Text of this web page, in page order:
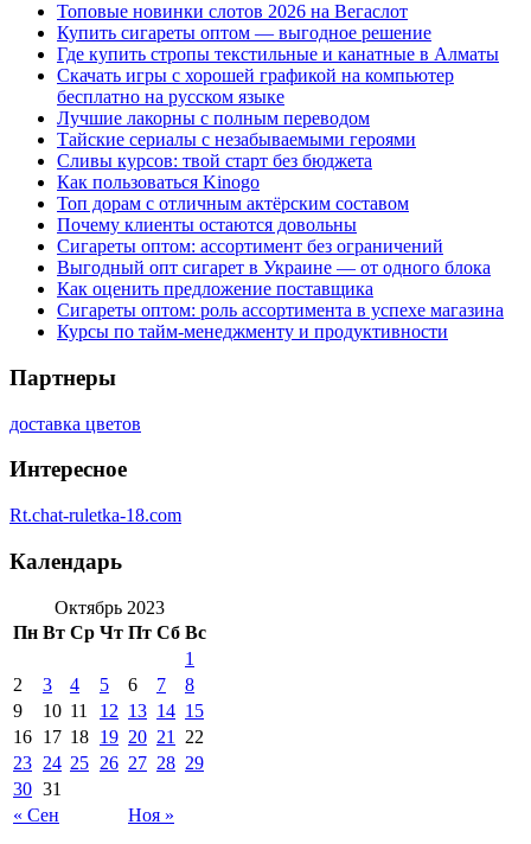
Топовые новинки слотов 2026 на Вегаслот
Купить сигареты оптом — выгодное решение
Где купить стропы текстильные и канатные в Алматы
Скачать игры с хорошей графикой на компьютер
бесплатно на русском языке
Лучшие лакорны с полным переводом
Тайские сериалы с незабываемыми героями
Сливы курсов: твой старт без бюджета
Как пользоваться Kinogo
Топ дорам с отличным актёрским составом
Почему клиенты остаются довольны
Сигареты оптом: ассортимент без ограничений
Выгодный опт сигарет в Украине — от одного блока
Как оценить предложение поставщика
Сигареты оптом: роль ассортимента в успехе магазина
Курсы по тайм-менеджменту и продуктивности
Партнеры
доставка цветов
Интересное
Rt.chat-ruletka-18.com
Календарь
Октябрь 2023
Пн Вт Ср Чт Пт Сб Вс
« Сен Ноя »
1
2
3 4 5 6 7
8
9
10 11 12 13 14 15
16 17 18 19 20 21
22
23 24 25 26 27 28 29
30 31